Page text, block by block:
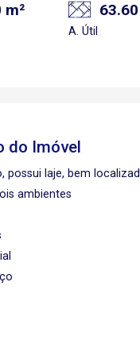
m²
A. Útil
do Imóvel
possui laje, bem
ambientes